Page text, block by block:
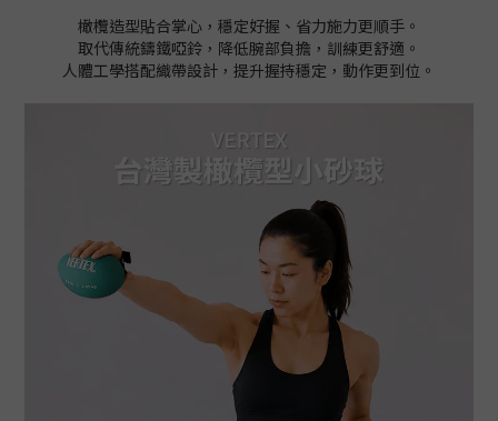
橄欖造型貼合掌心，穩定好握、省力施力更順手。
取代傳統鑄鐵啞鈴，降低腕部負擔，訓練更舒適。
人體工學搭配織帶設計，提升握持穩定，動作更到位。